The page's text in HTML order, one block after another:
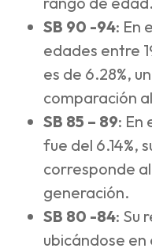
SB 90 -94: En
edades entre
es de 6.28%,
comparación
SB 85 – 89: En
fue del 6.14%,
corresponde
generación.
SB 80 -84: Su
ubicándose